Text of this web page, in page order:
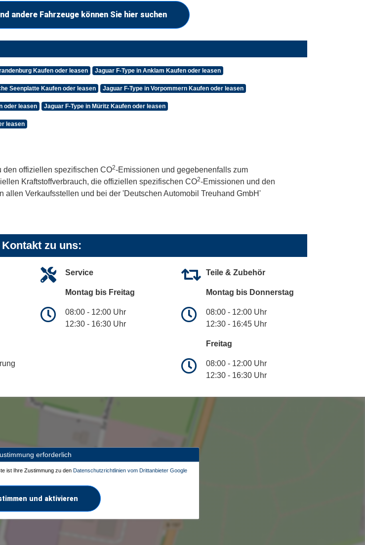
andere Fahrzeuge können Sie hier suchen
Kaufen oder leasen Jaguar F-Type in Anklam Kaufen oder leasen
Seenplatte Kaufen oder leasen Jaguar F-Type in Vorpommern Kaufen oder leasen
oder leasen Jaguar F-Type in Müritz Kaufen oder leasen
leasen
den offiziellen spezifischen CO2-Emissionen und gegebenenfalls zum
Kraftstoffverbrauch, die offiziellen spezifischen CO2-Emissionen und den
Verkaufsstellen und bei der 'Deutschen Automobil Treuhand GmbH'
zu uns:
Service
Montag bis Freitag
08:00 - 12:00 Uhr
12:30 - 16:30 Uhr
Teile & Zubehör
Montag bis Donnerstag
08:00 - 12:00 Uhr
12:30 - 16:45 Uhr
Freitag
08:00 - 12:00 Uhr
12:30 - 16:30 Uhr
erforderlich
ist Ihre Zustimmung zu den Datenschutzrichtlinien vom Drittanbieter Google
und aktivieren